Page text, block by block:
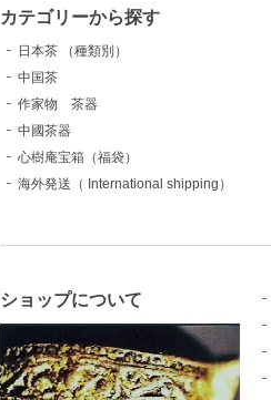
カテゴリーから探す
日本茶 （種類別）
中国茶
作家物 茶器
中國茶器
心樹庵宝箱（福袋）
海外発送（ International shipping）
ショップについて